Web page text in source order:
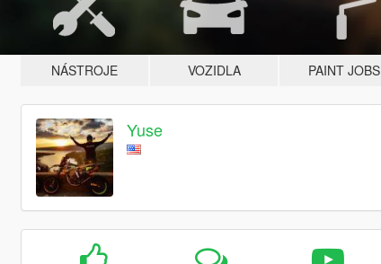
NÁSTROJE VOZIDLA PAINT JOBS
Yuse